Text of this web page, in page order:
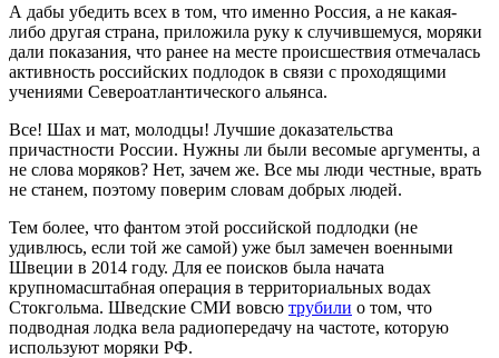
А дабы убедить всех в том, что именно Россия, а не какая-
либо другая страна, приложила руку к случившемуся, моряки
дали показания, что ранее на месте происшествия отмечалась
активность российских подлодок в связи с проходящими
учениями Североатлантического альянса.
Все! Шах и мат, молодцы! Лучшие доказательства
причастности России. Нужны ли были весомые аргументы, а
не слова моряков? Нет, зачем же. Все мы люди честные, врать
не станем, поэтому поверим словам добрых людей.
Тем более, что фантом этой российской подлодки (не
удивлюсь, если той же самой) уже был замечен военными
Швеции в 2014 году. Для ее поисков была начата
крупномасштабная операция в территориальных водах
Стокгольма. Шведские СМИ вовсю трубили о том, что
подводная лодка вела радиопередачу на частоте, которую
используют моряки РФ.